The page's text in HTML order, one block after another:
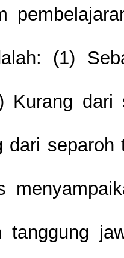
(1)
Kurang
dari
tanggung